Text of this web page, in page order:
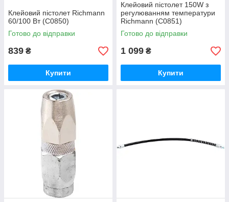
Клейовий пістолет Richmann
60/100 Вт (C0850)
Готово до відправки
839 ₴
Купити
Клейовий пістолет 150W з
регулюванням температури
Richmann (C0851)
Готово до відправки
1 099 ₴
Купити